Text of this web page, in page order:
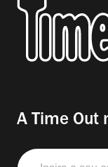
A Time Out
Insira